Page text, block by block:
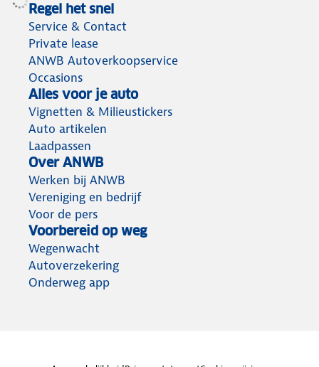
Regel het snel
Service & Contact
Private lease
ANWB Autoverkoopservice
Occasions
Alles voor je auto
Vignetten & Milieustickers
Auto artikelen
Laadpassen
Over ANWB
Werken bij ANWB
Vereniging en bedrijf
Voor de pers
Voorbereid op weg
Wegenwacht
Autoverzekering
Onderweg app